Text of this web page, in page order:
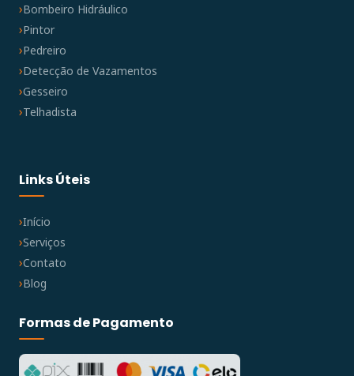
Bombeiro Hidráulico
Pintor
Pedreiro
Detecção de Vazamentos
Gesseiro
Telhadista
Links Úteis
Início
Serviços
Contato
Blog
Formas de Pagamento